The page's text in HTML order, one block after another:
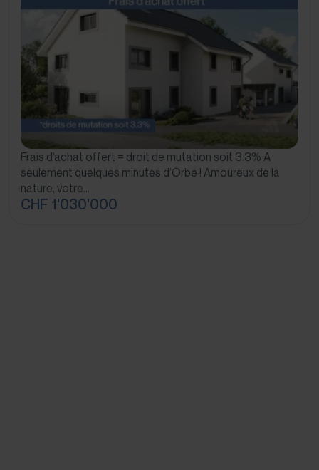
Frais d’achat offert = droit de mutation soit 3.3% A
seulement quelques minutes d’Orbe ! Amoureux de la
nature, votre…
CHF 1'030'000